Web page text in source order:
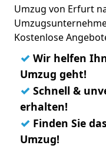
Umzug von Erfurt
Kostenlose
✓ Wir helfen
Umzug geht!
✓ Schnell &
erhalten!
✓ Finden Sie
Umzug!